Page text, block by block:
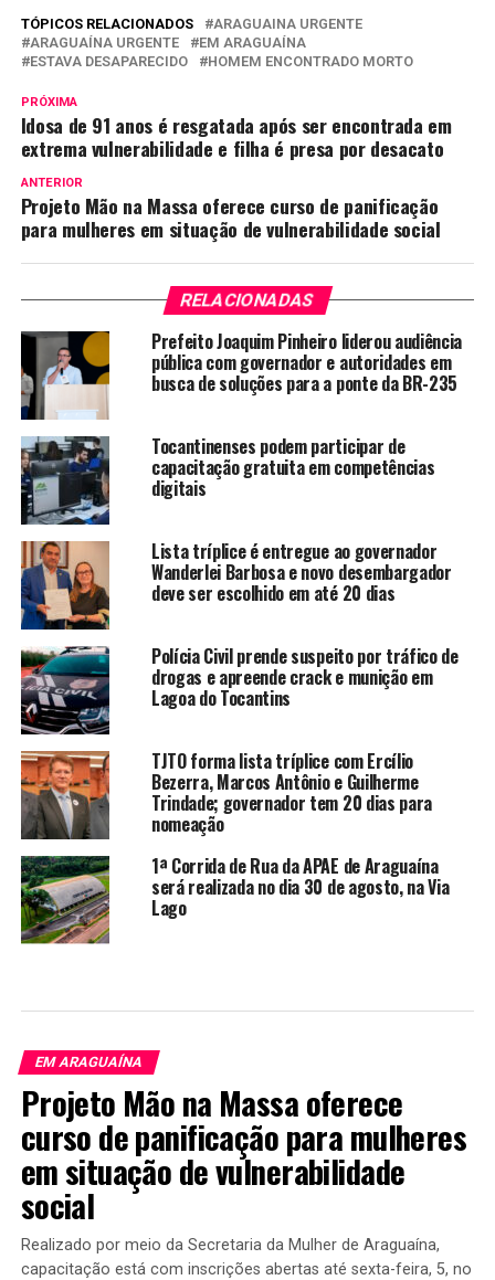
TÓPICOS RELACIONADOS
ARAGUAINA URGENTE
ARAGUAÍNA URGENTE
EM ARAGUAÍNA
ESTAVA DESAPARECIDO
HOMEM ENCONTRADO MORTO
PRÓXIMA
Idosa de 91 anos é resgatada após ser encontrada em
extrema vulnerabilidade e filha é presa por desacato
ANTERIOR
Projeto Mão na Massa oferece curso de panificação
para mulheres em situação de vulnerabilidade social
RELACIONADAS
Prefeito Joaquim Pinheiro liderou audiência
pública com governador e autoridades em
busca de soluções para a ponte da BR-235
Tocantinenses podem participar de
capacitação gratuita em competências
digitais
Lista tríplice é entregue ao governador
Wanderlei Barbosa e novo desembargador
deve ser escolhido em até 20 dias
Polícia Civil prende suspeito por tráfico de
drogas e apreende crack e munição em
Lagoa do Tocantins
TJTO forma lista tríplice com Ercílio
Bezerra, Marcos Antônio e Guilherme
Trindade; governador tem 20 dias para
nomeação
1ª Corrida de Rua da APAE de Araguaína
será realizada no dia 30 de agosto, na Via
Lago
EM ARAGUAÍNA
Projeto Mão na Massa oferece
curso de panificação para mulheres
em situação de vulnerabilidade
social
Realizado por meio da Secretaria da Mulher de Araguaína,
capacitação está com inscrições abertas até sexta-feira, 5, no